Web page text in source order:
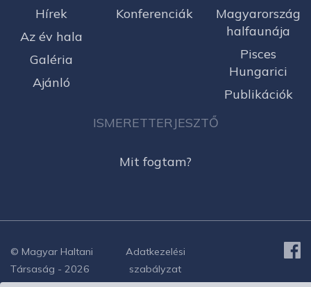
Hírek
Az év hala
Galéria
Ajánló
Konferenciák
Magyarország
halfaunája
Pisces
Hungarici
Publikációk
ISMERETTERJESZTŐ
Mit fogtam?
© Magyar Haltani
Társaság - 2026
Adatkezelési
szabályzat